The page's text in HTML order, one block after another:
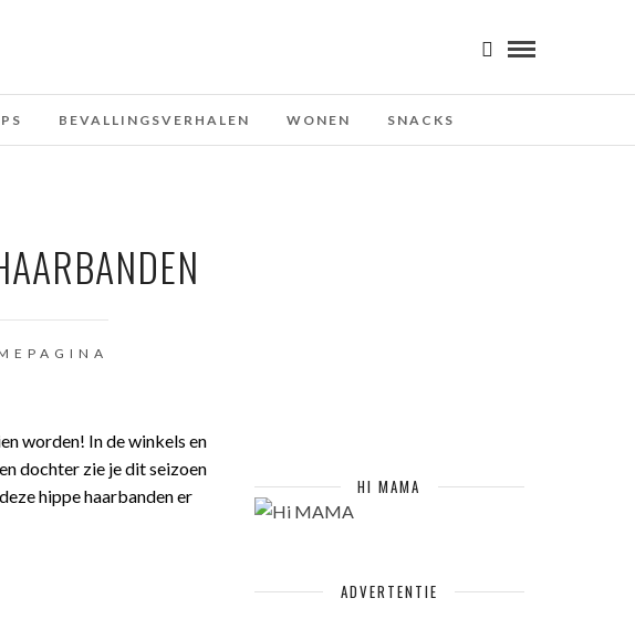
BEVALLINGSVERHALEN WONEN SNACKS
worden! In de winkels en
dochter zie je dit seizoen
hippe haarbanden er
HI MAMA
ADVERTENTIE